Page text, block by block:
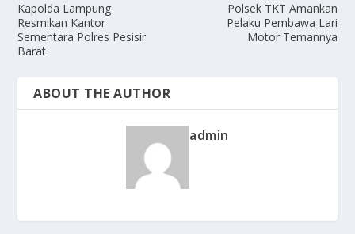
Kapolda Lampung
Resmikan Kantor
Sementara Polres Pesisir
Barat
Polsek TKT Amankan
Pelaku Pembawa Lari
Motor Temannya
ABOUT THE AUTHOR
admin